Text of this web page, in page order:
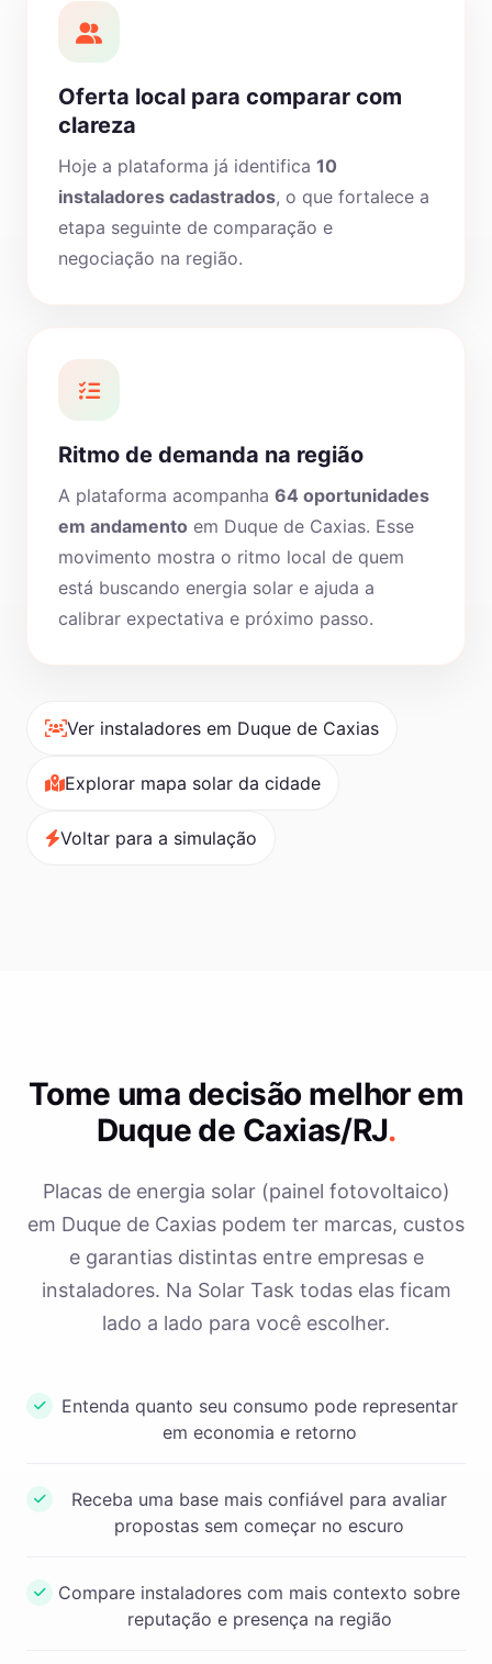
Oferta local para comparar com
clareza
Hoje a plataforma já identifica 10
instaladores cadastrados, o que fortalece a
etapa seguinte de comparação e
negociação na região.
Ritmo de demanda na região
A plataforma acompanha 64 oportunidades
em andamento em Duque de Caxias. Esse
movimento mostra o ritmo local de quem
está buscando energia solar e ajuda a
calibrar expectativa e próximo passo.
Ver instaladores em Duque de Caxias
Explorar mapa solar da cidade
Voltar para a simulação
Tome uma decisão melhor em
Duque de Caxias/RJ.
Placas de energia solar (painel fotovoltaico)
em Duque de Caxias podem ter marcas, custos
e garantias distintas entre empresas e
instaladores. Na Solar Task todas elas ficam
lado a lado para você escolher.
Entenda quanto seu consumo pode representar
em economia e retorno
Receba uma base mais confiável para avaliar
propostas sem começar no escuro
Compare instaladores com mais contexto sobre
reputação e presença na região